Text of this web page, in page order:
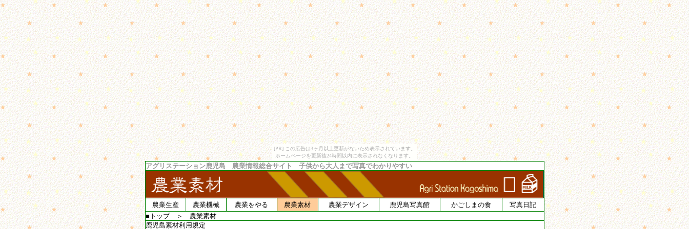
[PR] この広告は3ヶ月以上更新がないため表示されています。
ホームページを更新後24時間以内に表示されなくなります。
アグリステーション鹿児島 農業情報総合サイト 子供から大人まで写真でわかりやすい
農業生産 農業機械 農業をやる 農業素材 農業デザイン 鹿児島写真館 かごしまの食
写真日記
■トップ＞ 農業素材
鹿児島素材利用規定